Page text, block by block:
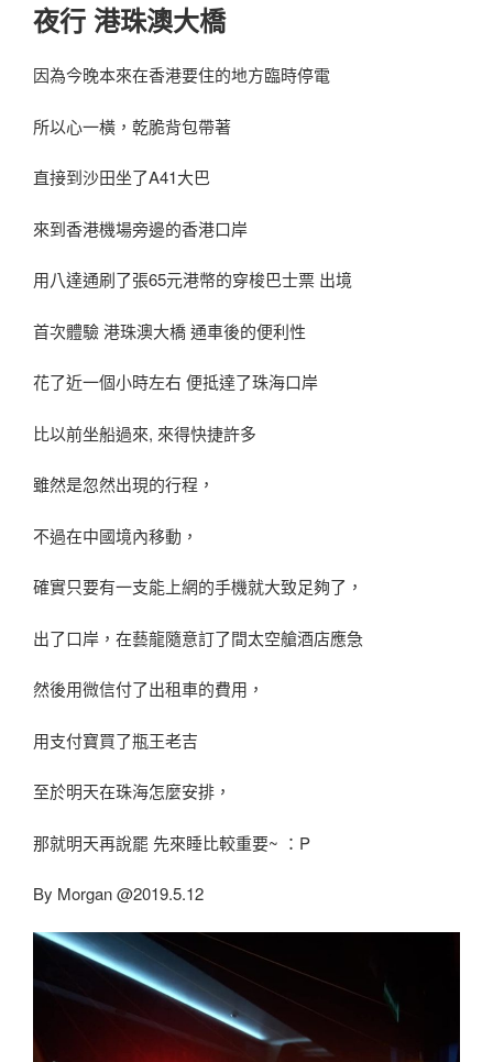
夜行 港珠澳大橋
因為今晚本來在香港要住的地方臨時停電
所以心一橫，乾脆背包帶著
直接到沙田坐了A41大巴
來到香港機場旁邊的香港口岸
用八達通刷了張65元港幣的穿梭巴士票 出境
首次體驗 港珠澳大橋 通車後的便利性
花了近一個小時左右 便抵達了珠海口岸
比以前坐船過來, 來得快捷許多
雖然是忽然出現的行程，
不過在中國境內移動，
確實只要有一支能上網的手機就大致足夠了，
出了口岸，在藝龍隨意訂了間太空艙酒店應急
然後用微信付了出租車的費用，
用支付寶買了瓶王老吉
至於明天在珠海怎麼安排，
那就明天再說罷 先來睡比較重要~ ：P
By Morgan @2019.5.12